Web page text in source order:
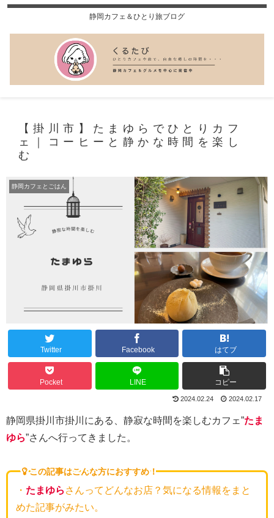
静岡カフェ＆ひとり旅ブログ
【掛川市】たまゆらでひとりカフ
ェ｜コーヒーと静かな時間を楽し
む
静岡カフェとごはん
Twitter Facebook はてブ
Pocket LINE コピー
2024.02.24 2024.02.17
静岡県掛川市掛川にある、静寂な時間を楽しむカフェ”たま
ゆら”さんへ行ってきました。
この記事はこんな方におすすめ！
・ たまゆら さんってどんなお店？気になる情報をまと
めた記事がみたい。